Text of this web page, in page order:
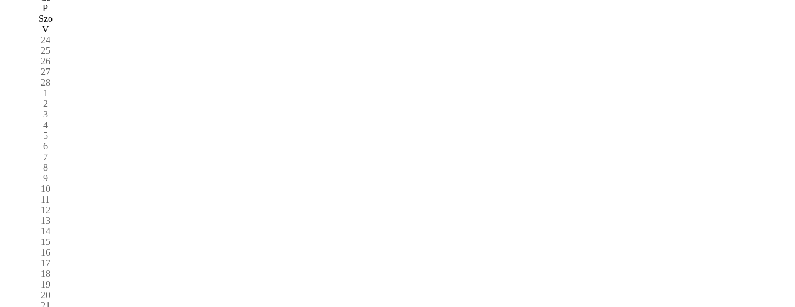
P
Szo
V
24
25
26
27
28
1
2
3
4
5
6
7
8
9
10
11
12
13
14
15
16
17
18
19
20